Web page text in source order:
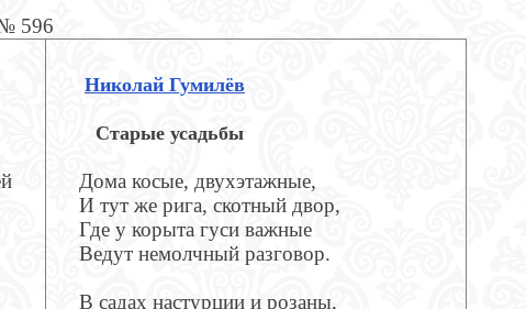
596
Николай Гумилёв
Старые усадьбы
Дома косые, двухэтажные,
И тут же рига, скотный двор,
Где у корыта гуси важные
Ведут немолчный разговор.
В садах настурции и розаны,